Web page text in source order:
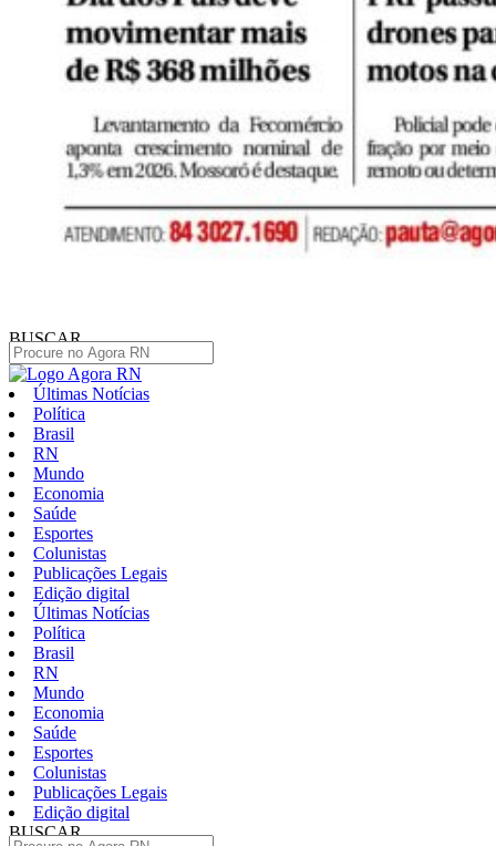
BUSCAR
Últimas Notícias
Política
Brasil
RN
Mundo
Economia
Saúde
Esportes
Colunistas
Publicações Legais
Edição digital
Últimas Notícias
Política
Brasil
RN
Mundo
Economia
Saúde
Esportes
Colunistas
Publicações Legais
Edição digital
BUSCAR